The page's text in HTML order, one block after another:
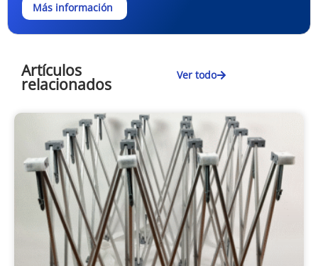
Más información
Artículos
relacionados Ver todo